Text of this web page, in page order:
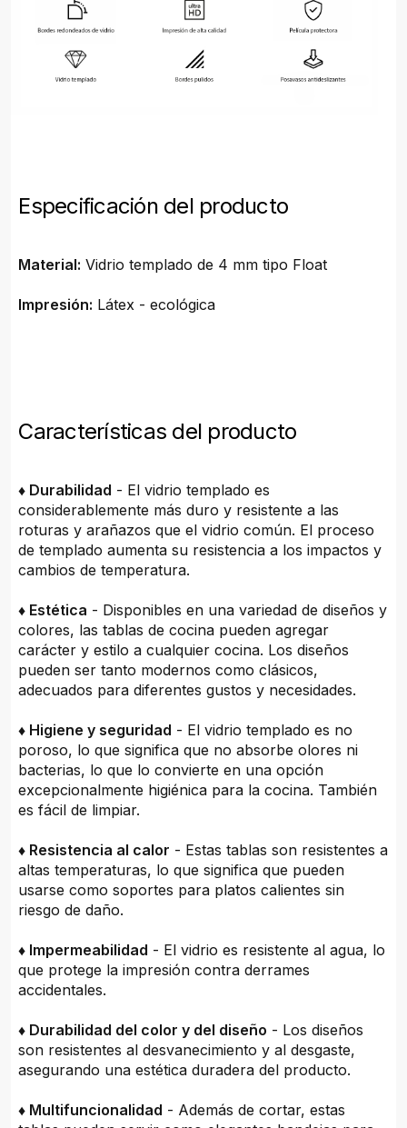
Especificación del producto
Material: Vidrio templado de 4 mm tipo Float
Impresión: Látex - ecológica
Características del producto
♦ Durabilidad - El vidrio templado es
considerablemente más duro y resistente a las
roturas y arañazos que el vidrio común. El proceso
de templado aumenta su resistencia a los impactos y
cambios de temperatura.
♦ Estética - Disponibles en una variedad de diseños y
colores, las tablas de cocina pueden agregar
carácter y estilo a cualquier cocina. Los diseños
pueden ser tanto modernos como clásicos,
adecuados para diferentes gustos y necesidades.
♦ Higiene y seguridad - El vidrio templado es no
poroso, lo que significa que no absorbe olores ni
bacterias, lo que lo convierte en una opción
excepcionalmente higiénica para la cocina. También
es fácil de limpiar.
♦ Resistencia al calor - Estas tablas son resistentes a
altas temperaturas, lo que significa que pueden
usarse como soportes para platos calientes sin
riesgo de daño.
♦ Impermeabilidad - El vidrio es resistente al agua, lo
que protege la impresión contra derrames
accidentales.
♦ Durabilidad del color y del diseño - Los diseños
son resistentes al desvanecimiento y al desgaste,
asegurando una estética duradera del producto.
♦ Multifuncionalidad - Además de cortar, estas